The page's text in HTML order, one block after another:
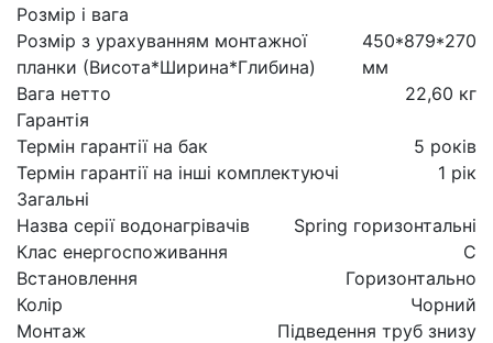
Розмір і вага
Розмір з урахуванням монтажної
планки (Висота*Ширина*Глибина)
450*879*270
мм
Вага нетто
22,60 кг
Гарантія
Термін гарантії на бак
5 років
Термін гарантії на інші комплектуючі
1 рік
Загальні
Назва серії водонагрівачів
Spring горизонтальні
Клас енергоспоживання
C
Встановлення
Горизонтально
Колір
Чорний
Монтаж
Підведення труб знизу